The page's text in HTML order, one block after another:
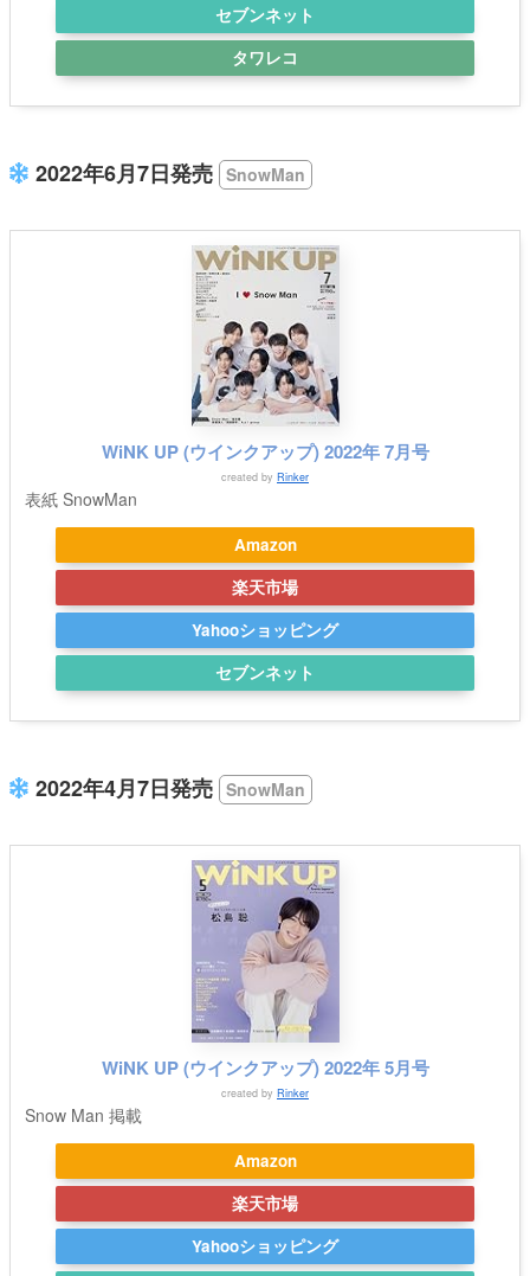
セブンネット
タワレコ
2022年6月7日発売 SnowMan
WiNK UP (ウインクアップ) 2022年 7月号
created by Rinker
表紙 SnowMan
Amazon
楽天市場
Yahooショッピング
セブンネット
2022年4月7日発売 SnowMan
WiNK UP (ウインクアップ) 2022年 5月号
created by Rinker
Snow Man 掲載
Amazon
楽天市場
Yahooショッピング